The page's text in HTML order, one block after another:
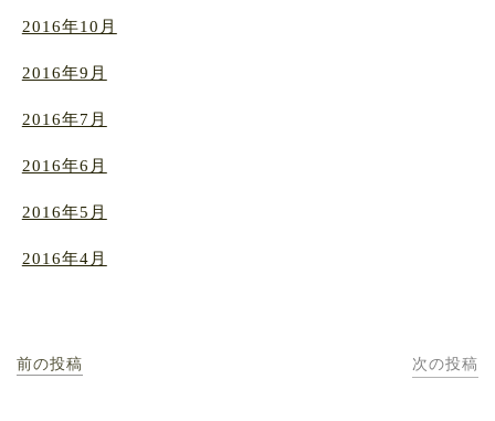
2016年10月
2016年9月
2016年7月
2016年6月
2016年5月
2016年4月
前の投稿 次の投稿